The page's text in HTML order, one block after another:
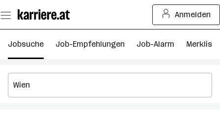
Seiteninhalt
springen
Anmelden
Jobsuche Job-Empfehlungen Job-Alarm Merkliste